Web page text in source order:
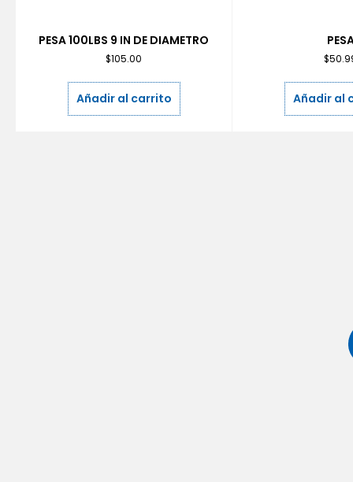
PESA 100LBS 9 IN DE DIAMETRO
$105.00
Añadir al carrito
$
Añadir al